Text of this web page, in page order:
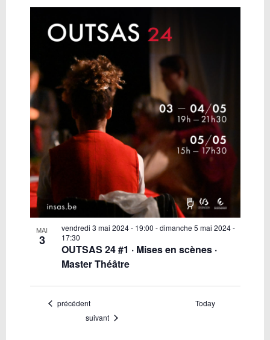
MAI
3
vendredi 3 mai 2024 - 19:00 -dimanche 5 mai 2024 -
17:30
OUTSAS 24 #1 · Mises en scènes ·
Master Théâtre
Évènements
précédent
Today
Évènements
suivant